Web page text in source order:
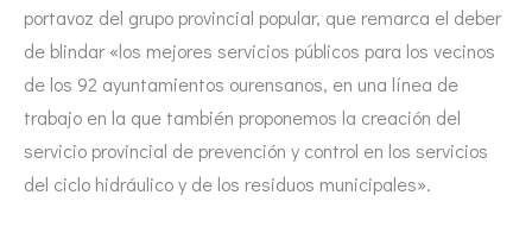
portavoz del grupo provincial popular, que remarca el deber
de blindar «los mejores servicios públicos para los vecinos
de los 92 ayuntamientos ourensanos, en una línea de
trabajo en la que también proponemos la creación del
servicio provincial de prevención y control en los servicios
del ciclo hidráulico y de los residuos municipales».